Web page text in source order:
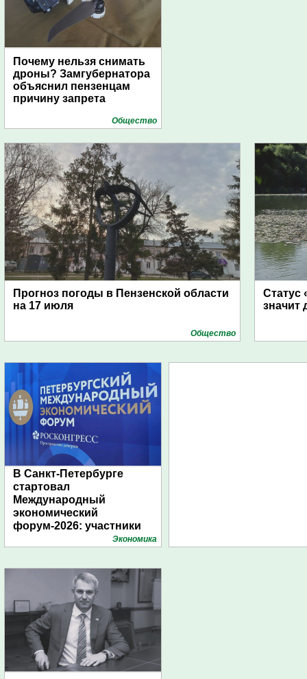
Почему нельзя снимать
дроны? Замгубернатора
объяснил пензенцам
причину запрета
Общество
Прогноз погоды в Пензенской области
на 17 июля
Общество
Статус
значит
В Санкт-Петербурге
стартовал
Международный
экономический
форум-2026: участники
подготовили креативные
Экономика